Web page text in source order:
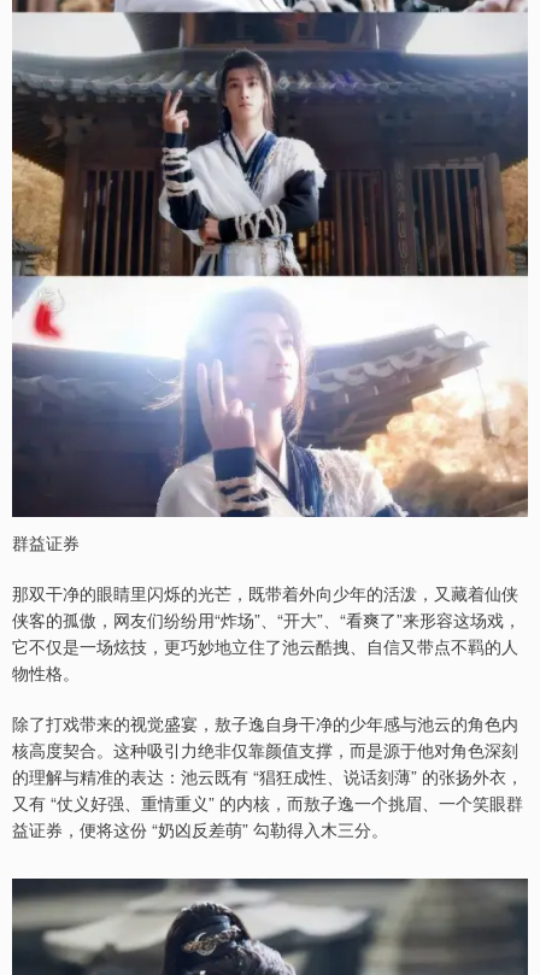
群益证券
那双干净的眼睛里闪烁的光芒，既带着外向少年的活泼，又藏着仙侠
侠客的孤傲，网友们纷纷用“炸场”、“开大”、“看爽了”来形容这场戏，
它不仅是一场炫技，更巧妙地立住了池云酷拽、自信又带点不羁的人
物性格。
除了打戏带来的视觉盛宴，敖子逸自身干净的少年感与池云的角色内
核高度契合。这种吸引力绝非仅靠颜值支撑，而是源于他对角色深刻
的理解与精准的表达：池云既有 “猖狂成性、说话刻薄” 的张扬外衣，
又有 “仗义好强、重情重义” 的内核，而敖子逸一个挑眉、一个笑眼群
益证券，便将这份 “奶凶反差萌” 勾勒得入木三分。